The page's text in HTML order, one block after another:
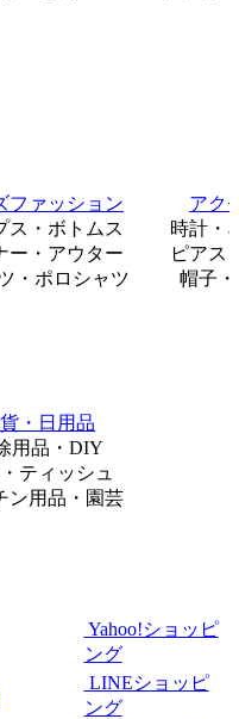
ファッション
ス・ボトムス
ー・アウター
・ポロシャツ
アク
時計・
ピアス
帽子
・日用品
用品・DIY
ティッシュ
ン用品・園芸
Yahoo!ショッピ
ング
LINEショッピ
ング